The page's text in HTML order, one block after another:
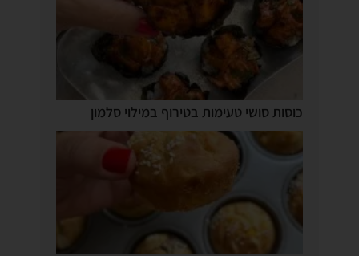
כוסות סושי טעימות בטירוף במילוי סלמון